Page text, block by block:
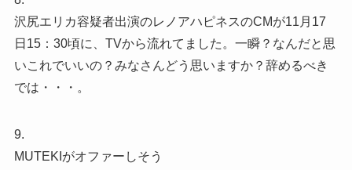
沢尻エリカ容疑者出演のレノアハピネスのCMが11月17
日15：30頃に、TVから流れてました。一瞬？なんだと思
いこれでいいの？みなさんどう思いますか？辞めるべき
では・・・。
9.
MUTEKIがオファーしそう